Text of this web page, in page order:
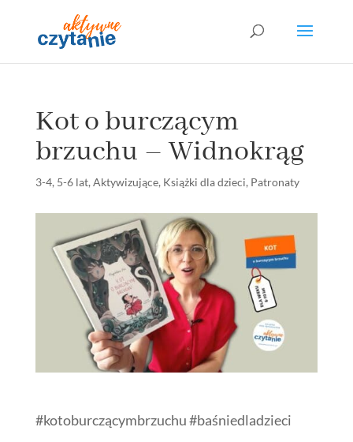
Kot o burczącym
brzuchu – Widnokrąg
3-4, 5-6 lat, Aktywizujące, Książki dla dzieci, Patronaty
#kotoburczącymbrzuchu #baśniedladzieci